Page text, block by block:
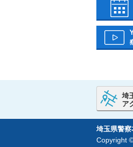
埼
ア
埼玉県警察
Copyright